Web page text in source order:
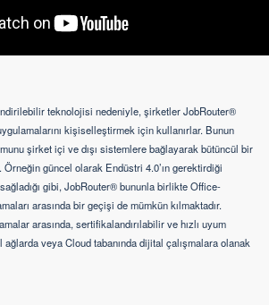
teknolojisi nedeniyle, şirketler JobRouter®
kişiselleştirmek için kullanırlar. Bunun
şirket içi ve dışı sistemlere bağlayarak bütüncül bir
güncel olarak Endüstri 4.0’ın gerektirdiği
gibi, JobRouter® bununla birlikte Office-
arasında bir geçişi de mümkün kılmaktadır.
arasında, sertifikalandırılabilir ve hızlı uyum
veya Cloud tabanında dijital çalışmalara olanak